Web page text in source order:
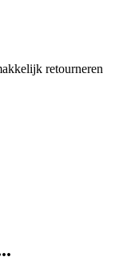
retourneren